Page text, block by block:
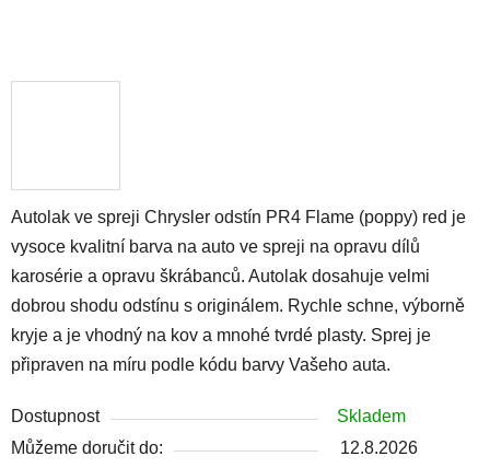
Autolak ve spreji Chrysler odstín PR4 Flame (poppy) red je
vysoce kvalitní barva na auto ve spreji na opravu dílů
karosérie a opravu škrábanců. Autolak dosahuje velmi
dobrou shodu odstínu s originálem. Rychle schne, výborně
kryje a je vhodný na kov a mnohé tvrdé plasty. Sprej je
připraven na míru podle kódu barvy Vašeho auta.
Dostupnost
Skladem
Můžeme doručit do:
12.8.2026